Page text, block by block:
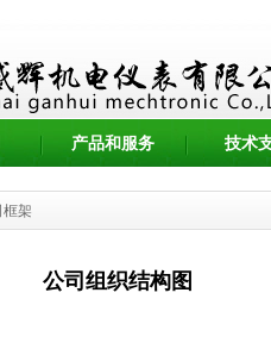
产品和服务 技术
框架
结构图